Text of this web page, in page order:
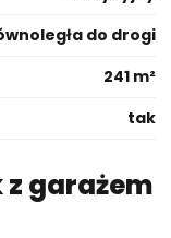
do drogi
241 m²
tak
garażem